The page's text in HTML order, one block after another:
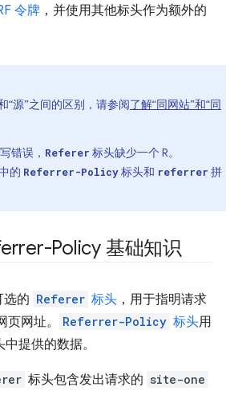
令牌 ，并使用其他标头作为额外的
“源”之间的区别，请参阅了解“同网站”和“同
错误， Referer 标头缺少一个 R。
的 Referrer-Policy标头和 referrer 拼
Policy 基础知识
选的 Referer 标头 ，用于指明请求
网址。
Referrer-Policy 标头用
中提供的数据。
标头包含发出请求的 site-one